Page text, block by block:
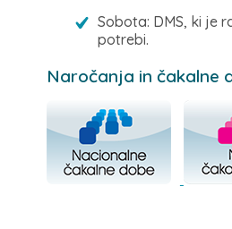
Sobota: DMS, ki je
potrebi.
Naročanja in čakalne